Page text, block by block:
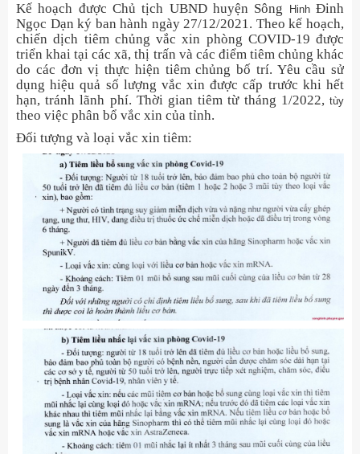
Kế hoạch được Chủ tịch UBND huyện Sông HinhĐinh
Ngọc Dạn ký ban hành ngày 27/12/2021. Theo kế hoạch,
chiến dịch tiêm chủng vắc xin phòng COVID-19 được
triển khai tại các xã, thị trấn và các điểm tiêm chủng khác
do các đơn vị thực hiện tiêm chủng bố trí. Yêu cầu sử
dụng hiệu quả số lượng vắc xin được cấp trước khi hết
hạn, tránh lãnh phí. Thời gian tiêm từ tháng 1/2022, tùy
theo việc phân bổ vắc xin của tỉnh.
Đối tượng và loại vắc xin tiêm: